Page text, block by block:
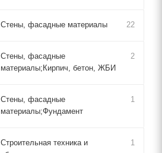
Стены, фасадные материалы 22
Стены, фасадные
материалы;Кирпич, бетон, ЖБИ
2
Стены, фасадные
материалы;Фундамент
1
Строительная техника и
1